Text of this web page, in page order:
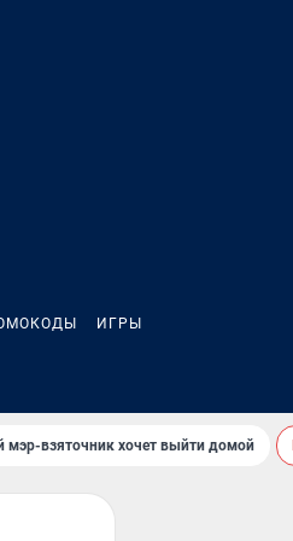
ИГРЫ
мэр-взяточник хочет выйти домой